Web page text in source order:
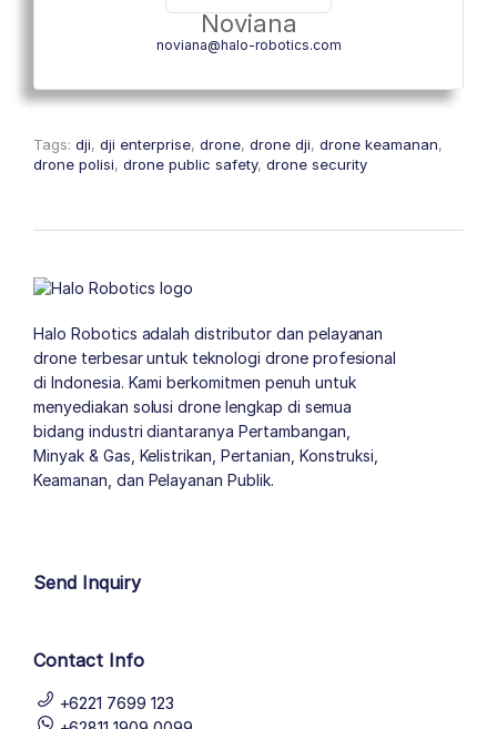
Noviana
noviana@halo-robotics.com
Tags: dji, dji enterprise, drone, drone dji, drone keamanan,
drone polisi, drone public safety, drone security
Halo Robotics adalah distributor dan pelayanan
drone terbesar untuk teknologi drone profesional
di Indonesia. Kami berkomitmen penuh untuk
menyediakan solusi drone lengkap di semua
bidang industri diantaranya Pertambangan,
Minyak & Gas, Kelistrikan, Pertanian, Konstruksi,
Keamanan, dan Pelayanan Publik.
Send Inquiry
Contact Info
+6221 7699 123